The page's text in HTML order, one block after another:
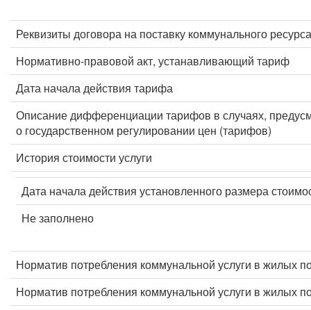
Реквизиты договора на поставку коммунального ресурса
Нормативно-правовой акт, устанавливающий тариф
Дата начала действия тарифа
Описание дифференциации тарифов в случаях,
о государственном регулировании цен (тарифов)
История стоимости услуги
Дата начала действия установленного размера
Не заполнено
Норматив потребления коммунальной услуги в жилых
Норматив потребления коммунальной услуги в жилых